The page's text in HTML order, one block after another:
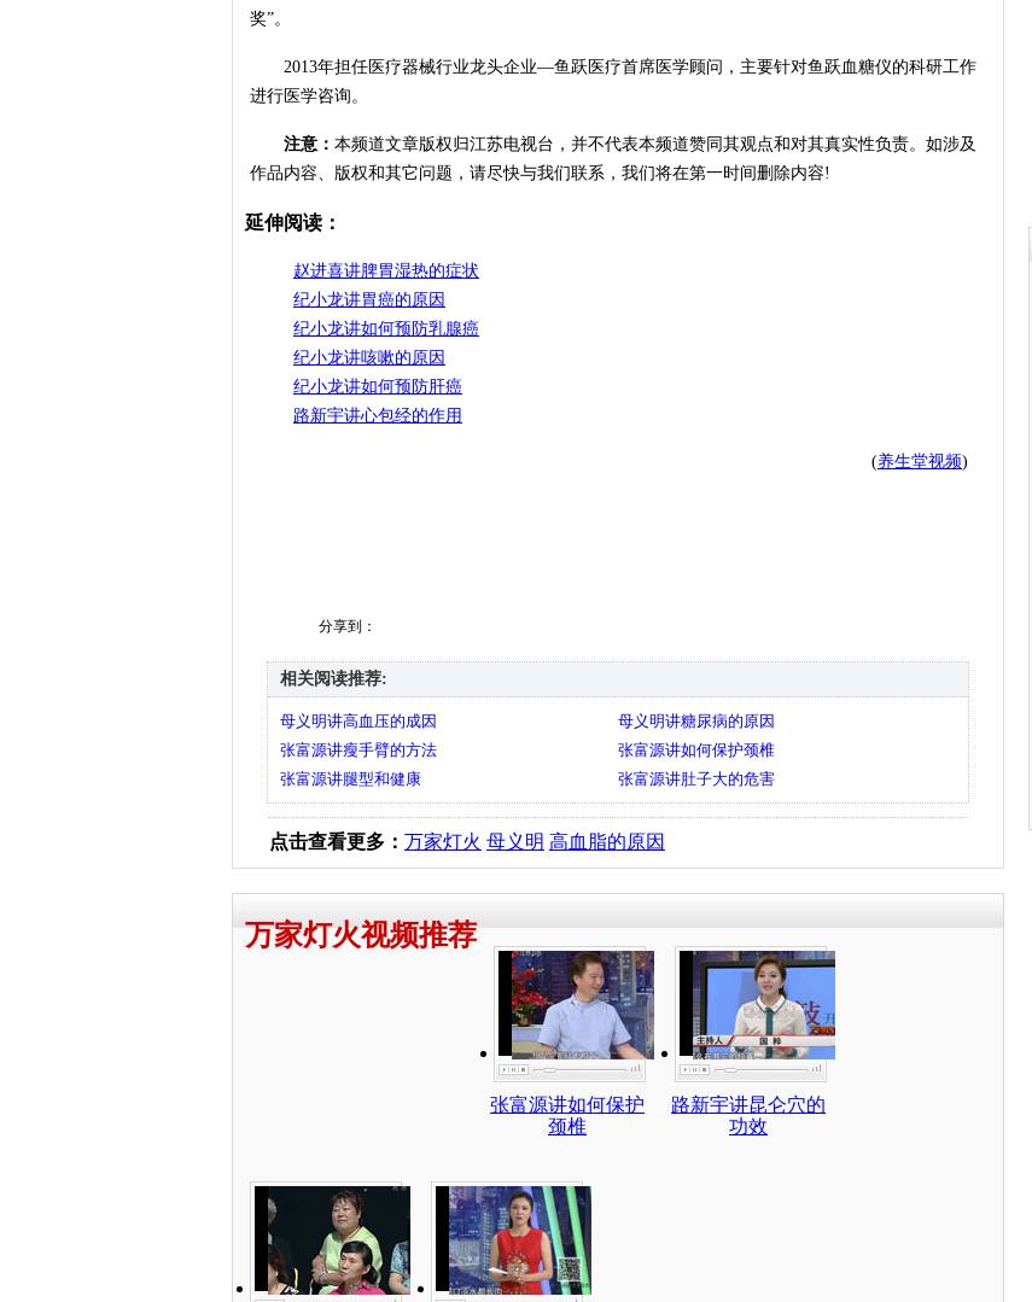
奖”。
2013年担任医疗器械行业龙头企业—鱼跃医疗首席医学顾问，主要针对鱼跃血糖仪的科研工作
进行医学咨询。
注意： 本频道文章版权归江苏电视台，并不代表本频道赞同其观点和对其真实性负责。如涉及
作品内容、版权和其它问题，请尽快与我们联系，我们将在第一时间删除内容!
延伸阅读：
赵进喜讲脾胃湿热的症状
纪小龙讲胃癌的原因
纪小龙讲如何预防乳腺癌
纪小龙讲咳嗽的原因
纪小龙讲如何预防肝癌
路新宇讲心包经的作用
(养生堂视频)
分享到：
相关阅读推荐:
母义明讲高血压的成因
母义明讲糖尿病的原因
张富源讲瘦手臂的方法
张富源讲如何保护颈椎
张富源讲腿型和健康
张富源讲肚子大的危害
点击查看更多： 万家灯火 母义明 高血脂的原因
万家灯火视频推荐
张富源讲如何保护
颈椎
路新宇讲昆仑穴的
功效